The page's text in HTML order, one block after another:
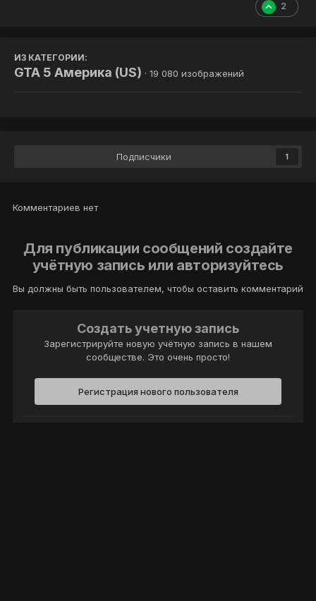
2
ИЗ КАТЕГОРИИ:
GTA 5 Америка (US) · 19 080 изображений
Подписчики 1
Комментариев нет
Для публикации сообщений создайте
учётную запись или авторизуйтесь
Вы должны быть пользователем, чтобы оставить комментарий
Создать учетную запись
Зарегистрируйте новую учётную запись в нашем
сообществе. Это очень просто!
Регистрация нового пользователя